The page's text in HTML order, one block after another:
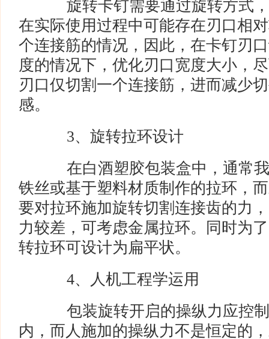
旋转卡钉需要通过旋转方式，
在实际使用过程中可能存在刃口相
个连接筋的情况，因此，在卡钉刃
度的情况下，优化刃口宽度大小，
刃口仅切割一个连接筋，进而减少
感。
3、旋转拉环设计
在白酒塑胶包装盒中，通常我
铁丝或基于塑料材质制作的拉环，
要对拉环施加旋转切割连接齿的力
力较差，可考虑金属拉环。同时为
转拉环可设计为扁平状。
4、人机工程学运用
包装旋转开启的操纵力应控制
内，而人施加的操纵力不是恒定的